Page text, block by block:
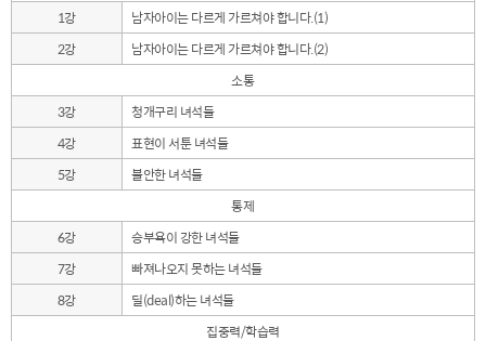
1강
남자아이는 다르게 가르쳐야 합니다.(1)
2강
남자아이는 다르게 가르쳐야 합니다.(2)
소통
3강
청개구리 녀석들
4강
표현이 서툰 녀석들
5강
불안한 녀석들
통제
6강
승부욕이 강한 녀석들
7강
빠져나오지 못하는 녀석들
8강
딜(deal)하는 녀석들
집중력/학습력